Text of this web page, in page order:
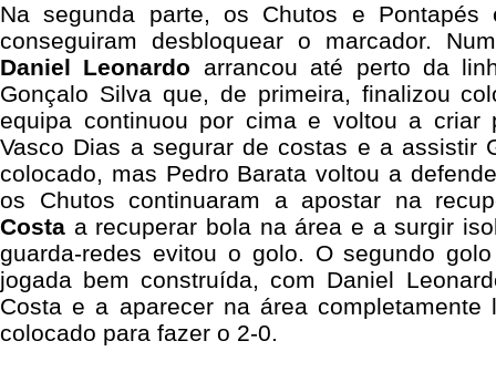
Na segunda parte, os Chutos e Pontapés
conseguiram desbloquear o marcador.
Daniel Leonardo arrancou até perto da
Gonçalo Silva que, de primeira, finalizou
equipa continuou por cima e voltou a criar
Vasco Dias a segurar de costas e a assistir
colocado, mas Pedro Barata voltou a
os Chutos continuaram a apostar na
Costa a recuperar bola na área e a surgir
guarda-redes evitou o golo. O segundo
jogada bem construída, com Daniel
Costa e a aparecer na área completamente
colocado para fazer o 2-0.